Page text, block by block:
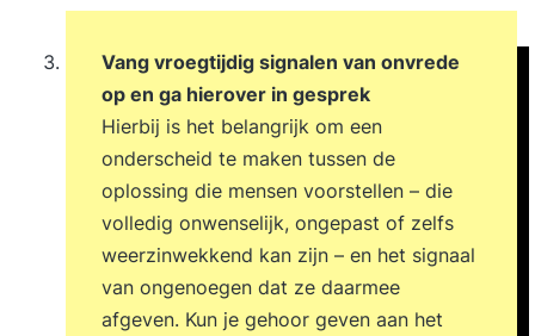
Vang vroegtijdig signalen van onvrede
op en ga hierover in gesprek
Hierbij is het belangrijk om een
onderscheid te maken tussen de
oplossing die mensen voorstellen – die
volledig onwenselijk, ongepast of zelfs
weerzinwekkend kan zijn – en het signaal
van ongenoegen dat ze daarmee
afgeven. Kun je gehoor geven aan het